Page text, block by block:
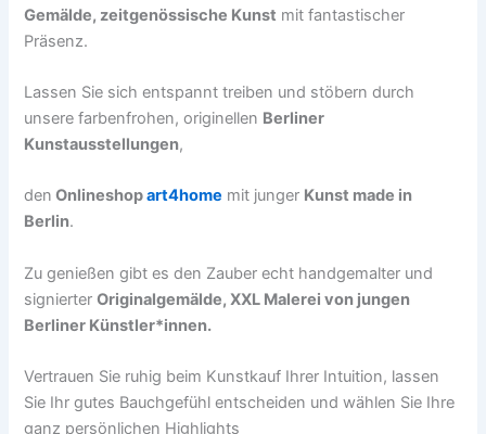
Gemälde, zeitgenössische Kunst mit fantastischer
Präsenz.
Lassen Sie sich entspannt treiben und stöbern durch
unsere farbenfrohen, originellen Berliner
Kunstausstellungen,
den Onlineshopart4home mit junger Kunst made in
Berlin.
Zu genießen gibt es den Zauber echt handgemalter und
signierterOriginalgemälde, XXL Malerei von jungen
Berliner Künstler*innen.
Vertrauen Sie ruhig beim Kunstkauf Ihrer Intuition, lassen
Sie Ihr gutes Bauchgefühl entscheiden und wählen Sie Ihre
ganz persönlichen Highlights